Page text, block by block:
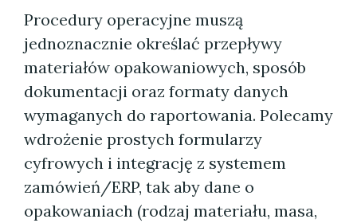
Procedury operacyjne muszą
jednoznacznie określać przepływy
materiałów opakowaniowych, sposób
dokumentacji oraz formaty danych
wymaganych do raportowania. Polecamy
wdrożenie prostych formularzy
cyfrowych i integrację z systemem
zamówień/ERP, tak aby dane o
opakowaniach (rodzaj materiału, masa,